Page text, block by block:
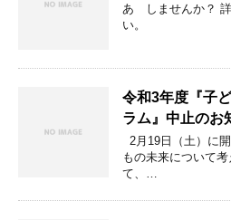
あ しませんか？ 詳
い。
令和3年度『子
ラム』中止のお
2月19日（土）に
もの未来について
て、…